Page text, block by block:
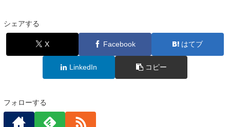
シェアする
X Facebook はてブ
LinkedIn コピー
フォローする